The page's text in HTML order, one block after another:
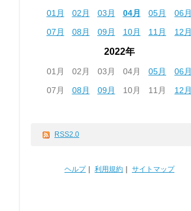
01月 02月 03月 04月 05月
06月
07月
08月 09月 10月 11月 12月
2022年
01月 02月 03月 04月 05月
06月
07月
08月 09月 10月 11月 12月
RSS2.0
ヘルプ｜ 利用規約 サイトマップ